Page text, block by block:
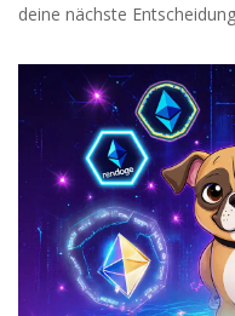
deine nächste